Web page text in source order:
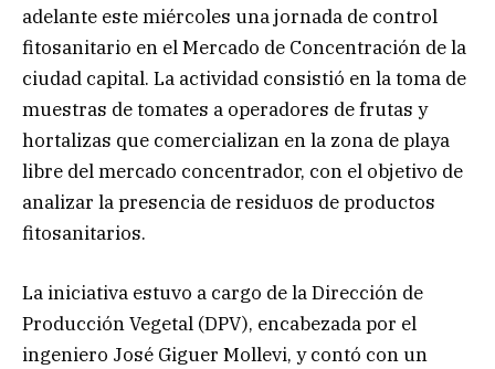
adelante este miércoles una jornada de control
fitosanitario en el Mercado de Concentración de la
ciudad capital. La actividad consistió en la toma de
muestras de tomates a operadores de frutas y
hortalizas que comercializan en la zona de playa
libre del mercado concentrador, con el objetivo de
analizar la presencia de residuos de productos
fitosanitarios.
La iniciativa estuvo a cargo de la Dirección de
Producción Vegetal (DPV), encabezada por el
ingeniero José Giguer Mollevi, y contó con un